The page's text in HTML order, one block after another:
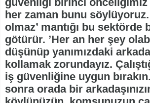
her zaman bunu
olmaz’ mantığı bu sektörde
götürür. ’Her an her şey
düşünüp yanımızdaki
kollamak zorundayız.
iş güvenliğine uygun
sonra orada bir